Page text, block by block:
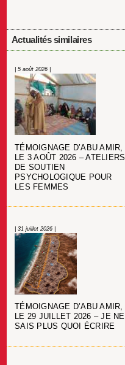
Actualités similaires
| 5 août 2026 |
TÉMOIGNAGE D’ABU AMIR,
LE 3 AOÛT 2026 – ATELIERS
DE SOUTIEN
PSYCHOLOGIQUE POUR
LES FEMMES
| 31 juillet 2026 |
TÉMOIGNAGE D’ABU AMIR,
LE 29 JUILLET 2026 – JE NE
SAIS PLUS QUOI ÉCRIRE